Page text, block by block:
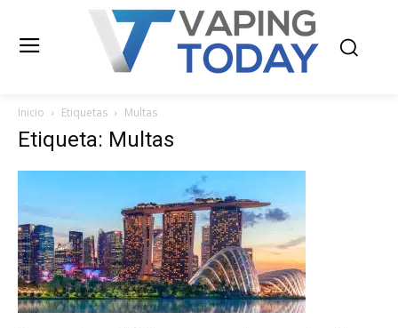
Inicio Etiquetas Multas
Etiqueta: Multas